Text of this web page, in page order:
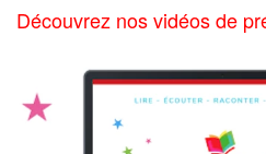
Découvrez nos vidéos de